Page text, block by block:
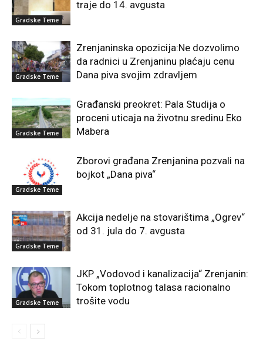
Gradske Teme
traje do 14. avgusta
Gradske Teme
Zrenjaninska opozicija:Ne dozvolimo
da radnici u Zrenjaninu plaćaju cenu
Dana piva svojim zdravljem
Gradske Teme
Građanski preokret: Pala Studija o
proceni uticaja na životnu sredinu Eko
Mabera
Gradske Teme
Zborovi građana Zrenjanina pozvali na
bojkot „Dana piva“
Gradske Teme
Akcija nedelje na stovarištima „Ogrev“
od 31. jula do 7. avgusta
Gradske Teme
JKP „Vodovod i kanalizacija“ Zrenjanin:
Tokom toplotnog talasa racionalno
trošite vodu